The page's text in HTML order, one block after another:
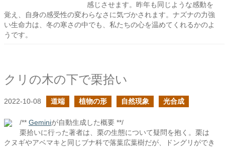
感じさせます。昨年も同じような感動を
覚え、自身の感受性の変わらなさに気づかされます。ナズナの力強
い生命力は、冬の寒さの中でも、私たちの心を温めてくれるかのよ
うです。
クリの木の下で栗拾い
2022-10-08 道端 植物の形 自然現象 光合成
/** Geminiが自動生成した概要 **/
栗拾いに行った著者は、栗の生態について疑問を抱く。栗は
クヌギやアベマキと同じブナ科で落葉広葉樹だが、ドングリができ